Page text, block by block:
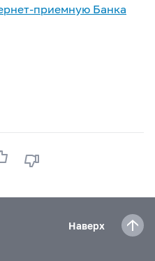
приемную Банка
Наверх